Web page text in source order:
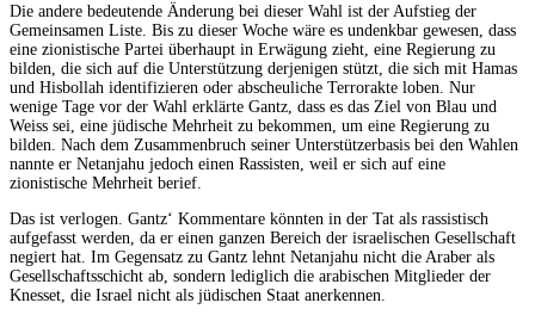
Die andere bedeutende Änderung bei dieser Wahl ist der Aufstieg der
Gemeinsamen Liste. Bis zu dieser Woche wäre es undenkbar gewesen, dass
eine zionistische Partei überhaupt in Erwägung zieht, eine Regierung zu
bilden, die sich auf die Unterstützung derjenigen stützt, die sich mit Hamas
und Hisbollah identifizieren oder abscheuliche Terrorakte loben. Nur
wenige Tage vor der Wahl erklärte Gantz, dass es das Ziel von Blau und
Weiss sei, eine jüdische Mehrheit zu bekommen, um eine Regierung zu
bilden. Nach dem Zusammenbruch seiner Unterstützerbasis bei den Wahlen
nannte er Netanjahu jedoch einen Rassisten, weil er sich auf eine
zionistische Mehrheit berief.
Das ist verlogen. Gantz‘ Kommentare könnten in der Tat als rassistisch
aufgefasst werden, da er einen ganzen Bereich der israelischen Gesellschaft
negiert hat. Im Gegensatz zu Gantz lehnt Netanjahu nicht die Araber als
Gesellschaftsschicht ab, sondern lediglich die arabischen Mitglieder der
Knesset, die Israel nicht als jüdischen Staat anerkennen.